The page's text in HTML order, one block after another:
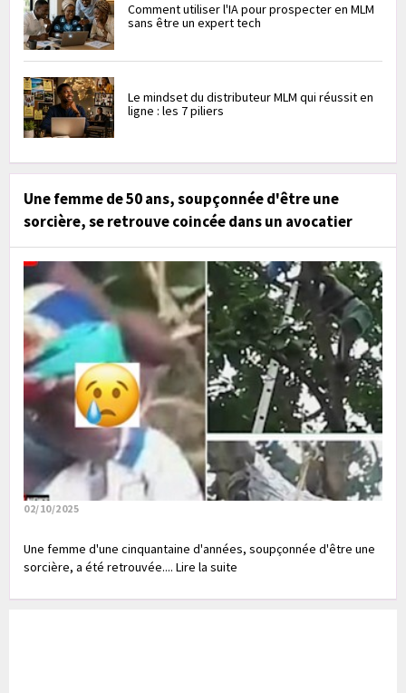
Comment utiliser l'IA pour prospecter en MLM
sans être un expert tech
Le mindset du distributeur MLM qui réussit en
ligne : les 7 piliers
Une femme de 50 ans, soupçonnée d'être une
sorcière, se retrouve coincée dans un avocatier
02/10/2025
Une femme d'une cinquantaine d'années, soupçonnée d'être une
sorcière, a été retrouvée.... Lire la suite